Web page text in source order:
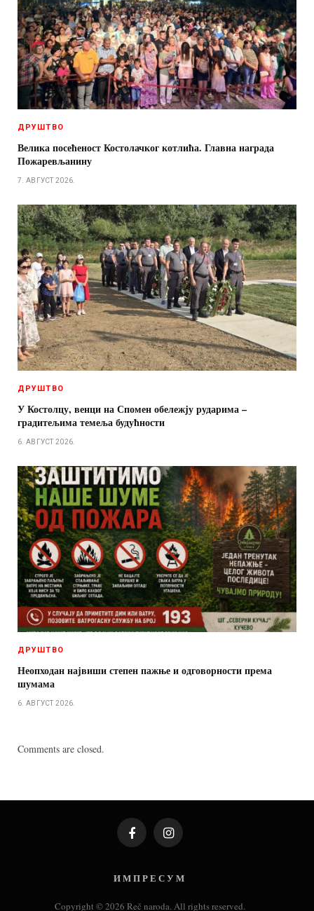
ДРУШТВО
Велика посећеност Костолачког котлића. Главна награда
Пожаревљанину
7. АВГУСТ 2026.
ДРУШТВО
У Костолцу, венци на Спомен обележју рударима –
градитељима темеља будућности
6. АВГУСТ 2026.
ДРУШТВО
Неопходан највиши степен пажње и одговорности према
шумама
6. АВГУСТ 2026.
Comments are closed.
FacebookInstagram
И М П Р Е С У М
Copyright © 2026 Reč naroda. All rights reserved.